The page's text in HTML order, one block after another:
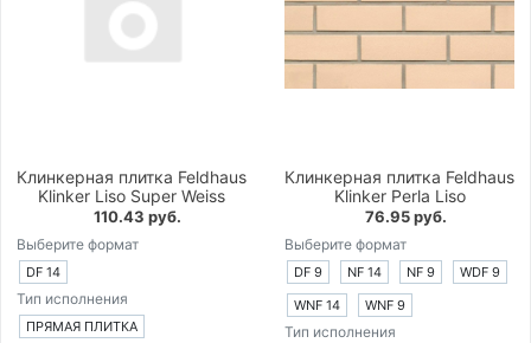
Клинкерная плитка Feldhaus
Klinker Liso Super Weiss
110.43 руб.
Выберите формат
DF 14
Тип исполнения
ПРЯМАЯ ПЛИТКА
Клинкерная плитка Feldhaus
Klinker Perla Liso
76.95 руб.
Выберите формат
DF 9 NF 14 NF 9
WDF 9
WNF 14
WNF 9
Тип исполнения